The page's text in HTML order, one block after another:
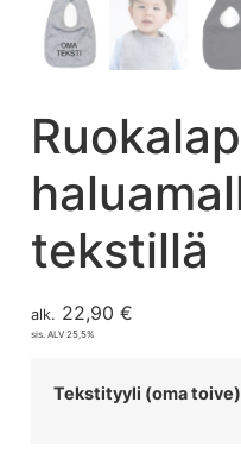
tekstillä
alk. 22,90 €
sis. ALV 25,5%
Tekstityyli (oma toive)